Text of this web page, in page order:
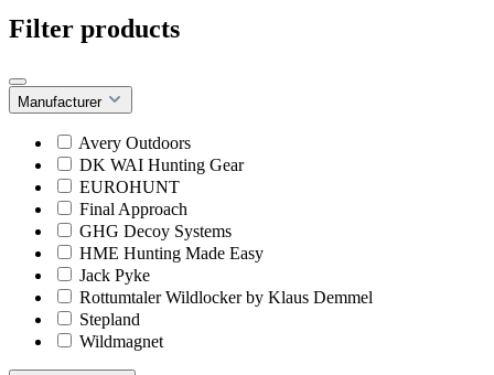
Filter products
Manufacturer
Avery Outdoors
DK WAI Hunting Gear
EUROHUNT
Final Approach
GHG Decoy Systems
HME Hunting Made Easy
Jack Pyke
Rottumtaler Wildlocker by Klaus Demmel
Stepland
Wildmagnet